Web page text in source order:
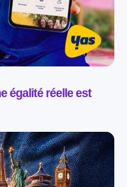
égalité réelle est